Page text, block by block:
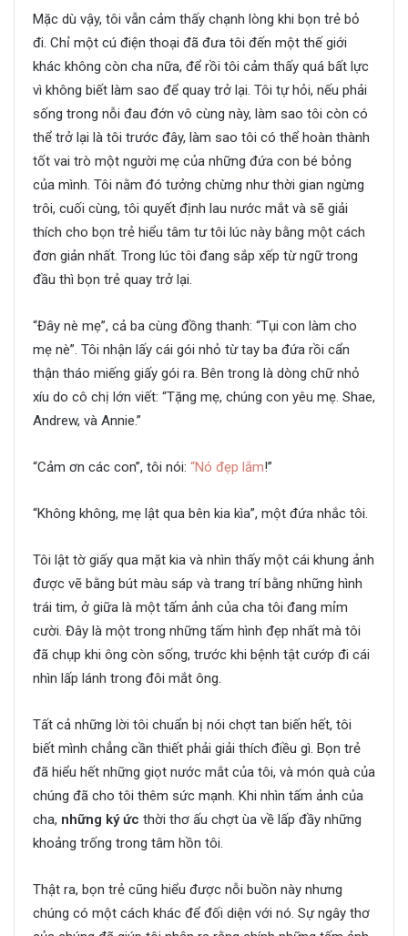
Mặc dù vậy, tôi vẫn cảm thấy chạnh lòng khi bọn trẻ bỏ
đi. Chỉ một cú điện thoại đã đưa tôi đến một thế giới
khác không còn cha nữa, để rồi tôi cảm thấy quá bất lực
vì không biết làm sao để quay trở lại. Tôi tự hỏi, nếu phải
sống trong nỗi đau đớn vô cùng này, làm sao tôi còn có
thể trở lại là tôi trước đây, làm sao tôi có thể hoàn thành
tốt vai trò một người mẹ của những đứa con bé bỏng
của mình. Tôi nằm đó tưởng chừng như thời gian ngừng
trôi, cuối cùng, tôi quyết định lau nước mắt và sẽ giải
thích cho bọn trẻ hiểu tâm tư tôi lúc này bằng một cách
đơn giản nhất. Trong lúc tôi đang sắp xếp từ ngữ trong
đầu thì bọn trẻ quay trở lại.
“Đây nè mẹ”, cả ba cùng đồng thanh: “Tụi con làm cho
mẹ nè”. Tôi nhận lấy cái gói nhỏ từ tay ba đứa rồi cẩn
thận tháo miếng giấy gói ra. Bên trong là dòng chữ nhỏ
xíu do cô chị lớn viết: “Tặng mẹ, chúng con yêu mẹ. Shae,
Andrew, và Annie.”
“Cảm ơn các con”, tôi nói: “Nó đẹp lắm!”
“Không không, mẹ lật qua bên kia kìa”, một đứa nhắc tôi.
Tôi lật tờ giấy qua mặt kia và nhìn thấy một cái khung ảnh
được vẽ bằng bút màu sáp và trang trí bằng những hình
trái tim, ở giữa là một tấm ảnh của cha tôi đang mỉm
cười. Đây là một trong những tấm hình đẹp nhất mà tôi
đã chụp khi ông còn sống, trước khi bệnh tật cướp đi cái
nhìn lấp lánh trong đôi mắt ông.
Tất cả những lời tôi chuẩn bị nói chợt tan biến hết, tôi
biết mình chẳng cần thiết phải giải thích điều gì. Bọn trẻ
đã hiểu hết những giọt nước mắt của tôi, và món quà của
chúng đã cho tôi thêm sức mạnh. Khi nhìn tấm ảnh của
cha, những ký ức thời thơ ấu chợt ùa về lấp đầy những
khoảng trống trong tâm hồn tôi.
Thật ra, bọn trẻ cũng hiểu được nỗi buồn này nhưng
chúng có một cách khác để đối diện với nó. Sự ngây thơ